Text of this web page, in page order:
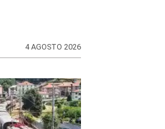
4 AGOSTO 2026